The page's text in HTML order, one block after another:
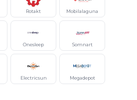
Rotakt Mobilalaguna
Onesleep Somnart
Electricsun Megadepot